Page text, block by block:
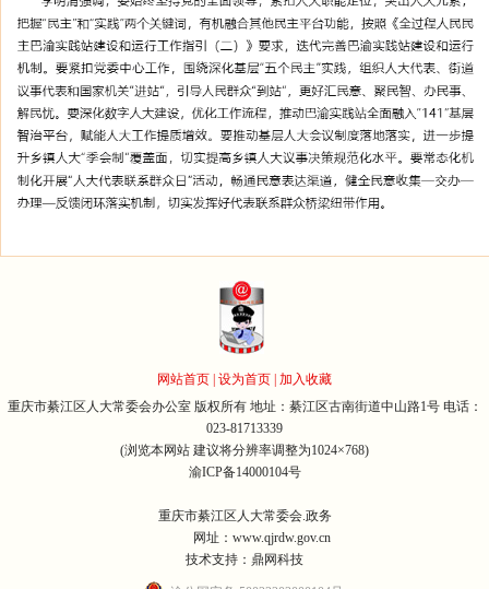
网站首页 设为首页 加入收藏
重庆市綦江区人大常委会办公室 版权所有 地址：綦江区古南街道中山路1号 电话：
023-81713339
(浏览本网站 建议将分辨率调整为1024×768)
渝ICP备14000104号
重庆市綦江区人大常委会.政务
网址：www.qjrdw.gov.cn
技术支持：鼎网科技